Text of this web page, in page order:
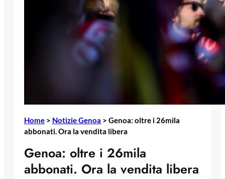
Home > Notizie Genoa > Genoa: oltre i 26mila
abbonati. Ora la vendita libera
Genoa: oltre i 26mila
abbonati. Ora la vendita libera